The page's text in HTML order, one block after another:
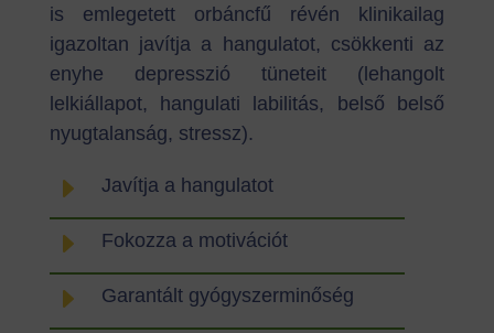
is emlegetett orbáncfű révén klinikailag
igazoltan javítja a hangulatot, csökkenti az
enyhe depresszió tüneteit (lehangolt
lelkiállapot, hangulati labilitás, belső belső
nyugtalanság, stressz).
E Javítja a hangulatot
E Fokozza a motivációt
E Garantált gyógyszerminőség